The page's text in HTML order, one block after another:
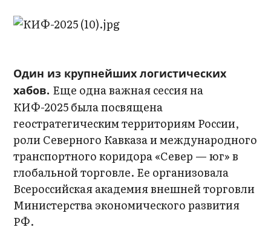
Один из крупнейших логистических
хабов. Еще одна важная сессия на
КИФ-2025 была посвящена
геостратегическим территориям России,
роли Северного Кавказа и международного
транспортного коридора «Север — юг» в
глобальной торговле. Ее организовала
Всероссийская академия внешней торговли
Министерства экономического развития
РФ.